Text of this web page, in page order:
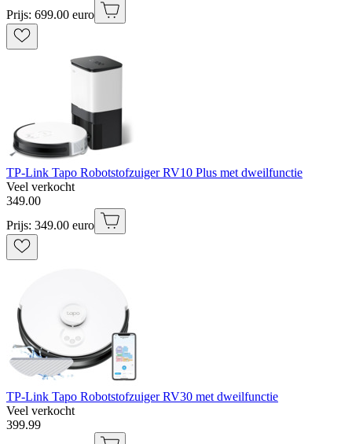
Prijs: 699.00 euro
TP-Link Tapo Robotstofzuiger RV10 Plus met dweilfunctie
Veel verkocht
349.00
Prijs: 349.00 euro
TP-Link Tapo Robotstofzuiger RV30 met dweilfunctie
Veel verkocht
399.99